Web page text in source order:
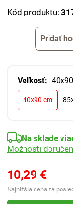
Kód produktu:
Pridať
Veľkosť:
40x90 cm
10,29 €
Najnižšia cena za
Na sklade
Možnosti